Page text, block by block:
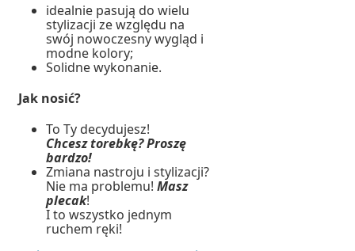
idealnie pasują do wielu
stylizacji ze względu na
swój nowoczesny wygląd i
modne kolory;
Solidne wykonanie.
Jak nosić?
To Ty decydujesz!
Chcesz torebkę? Proszę
bardzo!
Zmiana nastroju i stylizacji?
Nie ma problemu! Masz
plecak!
I to wszystko jednym
ruchem ręki!